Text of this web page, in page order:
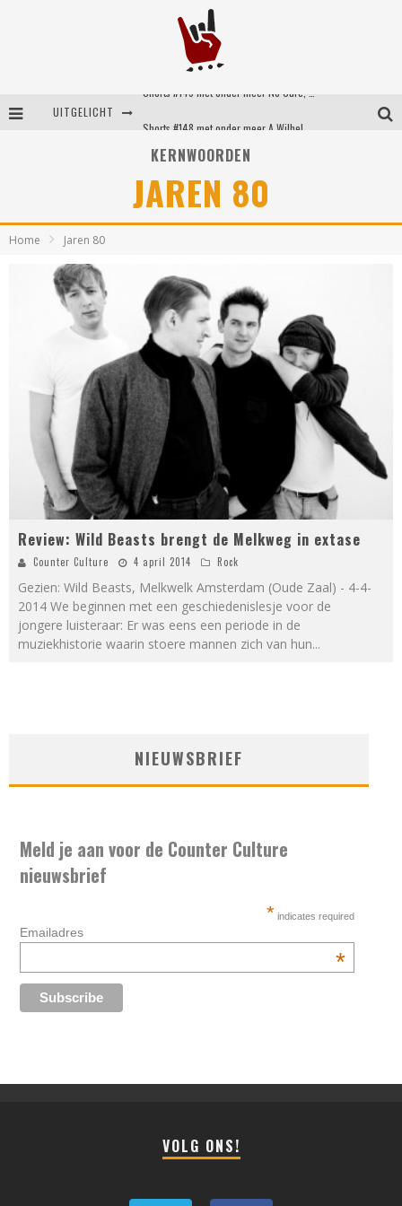
UITGELICHT
KERNWOORDEN
JAREN 80
Home Jaren 80
Review: Wild Beasts brengt de Melkweg in extase
Counter Culture 4 april 2014 Rock
Gezien: Wild Beasts, Melkwelk Amsterdam (Oude Zaal) - 4-4-
2014 We beginnen met een geschiedenislesje voor de
jongere luisteraar: Er was eens een periode in de
muziekhistorie waarin stoere mannen zich van hun...
NIEUWSBRIEF
Meld je aan voor de Counter Culture
nieuwsbrief
* indicates required
Emailadres
*
VOLG ONS!